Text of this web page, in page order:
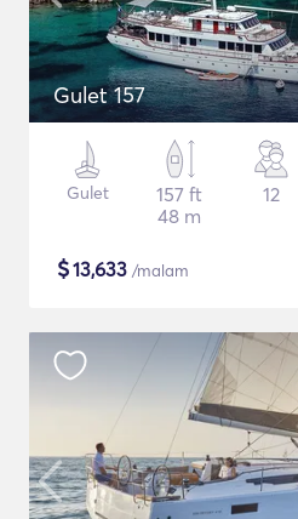
Gulet 157
Gulet
157 ft
48 m
12
$13,633 /malam